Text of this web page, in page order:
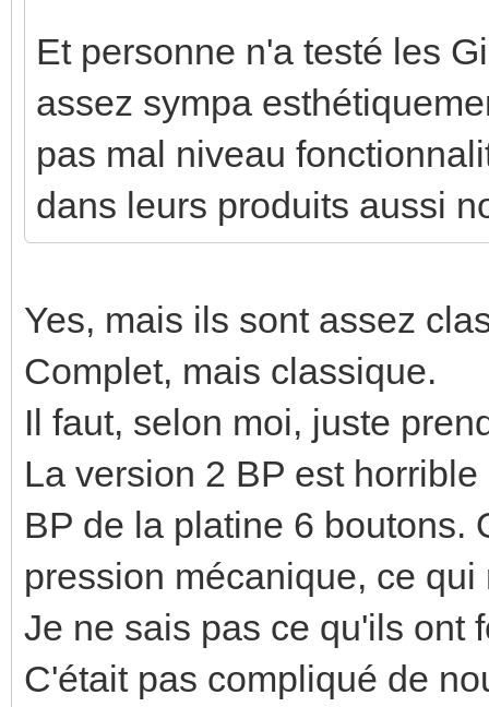
Et personne n'a testé les
assez sympa
pas mal niveau
dans leurs produits aussi
Yes, mais ils sont assez
Complet, mais classique.
Il faut, selon moi, juste
La version 2 BP est
BP de la platine 6 boutons.
pression mécanique, ce
Je ne sais pas ce qu'ils ont
C'était pas compliqué de